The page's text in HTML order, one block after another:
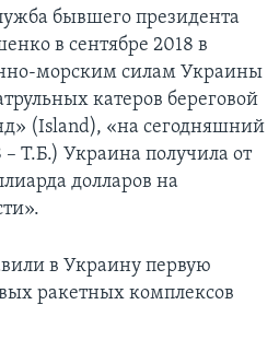
бывшего президента
в сентябре 2018 в
морским силам Украины
катеров береговой
(Island), «на сегодняшний
Т.Б.) Украина получила от
долларов на
в Украину первую
ракетных комплексов